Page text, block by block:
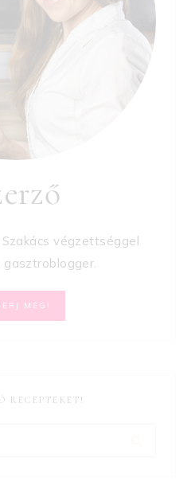
végzettséggel
gasztroblogger.
MEG!
RECEPTEKET!